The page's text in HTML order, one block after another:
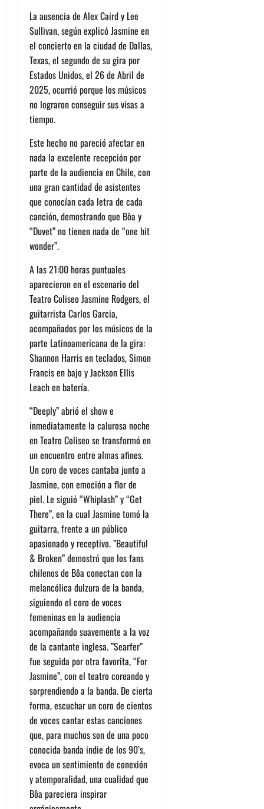
La ausencia de Alex Caird y Lee
Sullivan, según explicó Jasmine en
el concierto en la ciudad de Dallas,
Texas, el segundo de su gira por
Estados Unidos, el 26 de Abril de
2025,ocurrió porque los músicos
no lograron conseguir sus visas a
tiempo.
Este hecho no pareció afectar en
nada la excelente recepción por
parte de la audiencia en Chile, con
una gran cantidad de asistentes
que conocían cada letra de cada
canción, demostrando que Bôa y
“Duvet” no tienennada de “one hit
wonder”.
A las 21:00 horas puntuales
aparecieron en el escenario del
Teatro Coliseo Jasmine Rodgers, el
guitarrista Carlos Garcia,
acompañados por los músicos de la
parte Latinoamericana de la gira:
Shannon Harris en teclados, Simon
Francis en bajo y Jackson Ellis
Leach en batería.
“Deeply”abrió el showe
inmediatamente la calurosa noche
en Teatro Coliseo se transformó en
un encuentro entre almas afines.
Un coro de voces cantaba junto a
Jasmine, con emoción a flor de
piel. Le siguió “Whiplash” y “Get
There”, en la cual Jasmine tomó la
guitarra, frente a un público
apasionado y receptivo.”Beautiful
& Broken” demostró que los fans
chilenos de Bôa conectan con la
melancólica dulzura de la banda,
siguiendo el coro de voces
femeninas en la audiencia
acompañando suavemente a la voz
de la cantante inglesa.”Searfer”
fue seguida por otra favorita, “For
Jasmine”,con el teatro coreando y
sorprendiendo a la banda. De cierta
forma, escuchar un coro de cientos
de voces cantar estas canciones
que, para muchos son de una poco
conocida banda indie de los 90’s,
evoca un sentimiento de conexión
y atemporalidad, una cualidad que
Bôa pareciera inspirar